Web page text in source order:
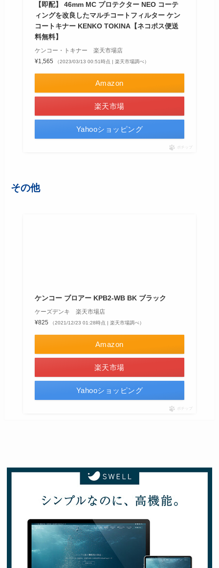
【即配】 46mm MC プロテクター NEO コーテ
ィングを改良したマルチコートフィルター ケン
コートキナー KENKO TOKINA【ネコポス便送
料無料】
ケンコー・トキナー 楽天市場店
¥1,565
（2023/03/13 00:51時点 | 楽天市場調べ）
Amazon
楽天市場
Yahooショッピング
ポチップ
その他
ケンコー ブロアー KPB2-WB BK ブラック
ケーズデンキ 楽天市場店
¥825
（2021/12/23 01:28時点 | 楽天市場調べ）
Amazon
楽天市場
Yahooショッピング
ポチップ